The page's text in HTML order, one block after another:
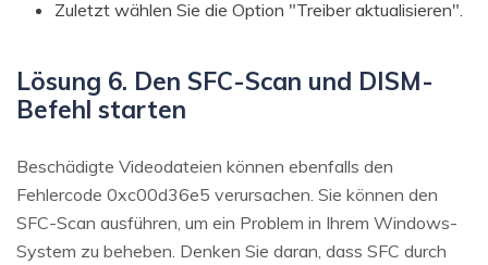
Zuletzt wählen Sie die Option "Treiber aktualisieren".
Lösung 6. Den SFC-Scan und DISM-
Befehl starten
Beschädigte Videodateien können ebenfalls den
Fehlercode 0xc00d36e5 verursachen. Sie können den
SFC-Scan ausführen, um ein Problem in Ihrem Windows-
System zu beheben. Denken Sie daran, dass SFC durch